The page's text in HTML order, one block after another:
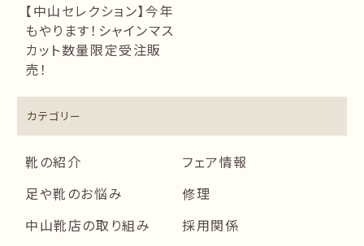
【中山セレクション】今年
もやります！シャインマス
カット数量限定受注販
売！
カテゴリー
靴の紹介
フェア情報
足や靴のお悩み
修理
中山靴店の取り組み
採用関係